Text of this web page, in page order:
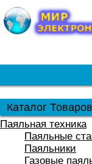
Каталог Товаров
Паяльная техника
Паяльные
Паяльники
Газовые